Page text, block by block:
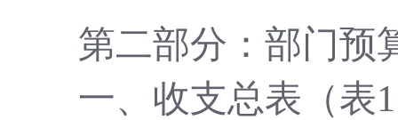
第二部分：部门预
一、收支总表（表